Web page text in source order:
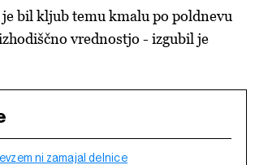
bil kljub temu kmalu po poldnevu
vrednostjo - izgubil je
ni zamajal delnice